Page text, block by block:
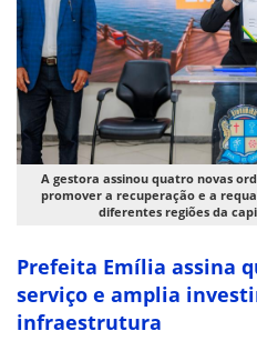
A gestora assinou quatro novas
promover a recuperação e a
diferentes regiões da
Prefeita Emília assina
serviço e amplia
infraestrutura